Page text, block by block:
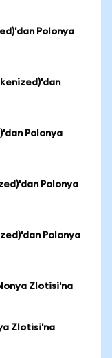
Polonya
Polonya
Polonya
Polonya
Zlotisi'na
Zlotisi'na